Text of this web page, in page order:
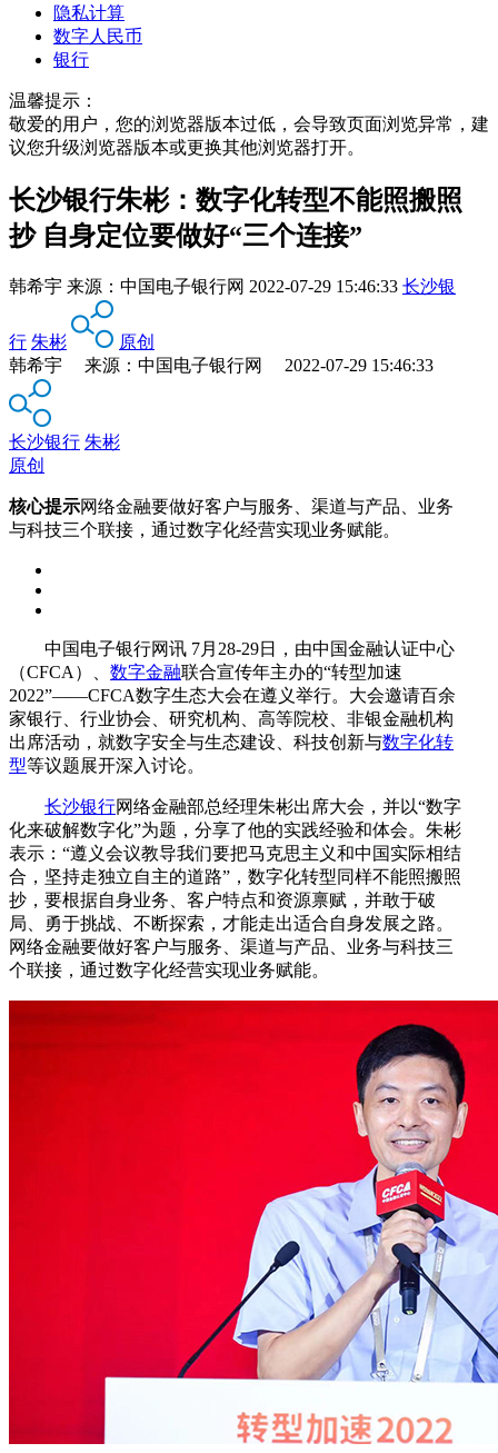
隐私计算
数字人民币
银行
温馨提示：
敬爱的用户，您的浏览器版本过低，会导致页面浏览异常，建
议您升级浏览器版本或更换其他浏览器打开。
长沙银行朱彬：数字化转型不能照搬照
抄 自身定位要做好“三个连接”
韩希宇 来源： 中国电子银行网 2022-07-29 15:46:33 长沙银
行 朱彬
原创
韩希宇 来源：中国电子银行网 2022-07-29 15:46:33
长沙银行 朱彬
原创
核心提示网络金融要做好客户与服务、渠道与产品、业务
与科技三个联接，通过数字化经营实现业务赋能。
中国电子银行网讯 7月28-29日，由中国金融认证中心
（CFCA）、 数字金融联合宣传年主办的“转型加速
2022”——CFCA数字生态大会在遵义举行。大会邀请百余
家银行、行业协会、研究机构、高等院校、非银金融机构
出席活动，就数字安全与生态建设、科技创新与数字化转
型等议题展开深入讨论。
长沙银行网络金融部总经理朱彬出席大会，并以“数字
化来破解数字化”为题，分享了他的实践经验和体会。朱彬
表示：“遵义会议教导我们要把马克思主义和中国实际相结
合，坚持走独立自主的道路”，数字化转型同样不能照搬照
抄，要根据自身业务、客户特点和资源禀赋，并敢于破
局、勇于挑战、不断探索，才能走出适合自身发展之路。
网络金融要做好客户与服务、渠道与产品、业务与科技三
个联接，通过数字化经营实现业务赋能。